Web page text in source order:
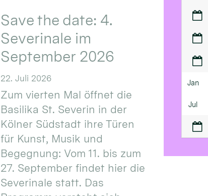
Save the date: 4.
Severinale im
September 2026
22. Juli 2026
Zum vierten Mal öffnet die
Basilika St. Severin in der
Kölner Südstadt ihre Türen
für Kunst, Musik und
Begegnung: Vom 11. bis zum
27. September findet hier die
Severinale statt. Das
Jan
Jul